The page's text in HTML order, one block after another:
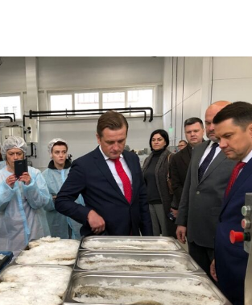
литература
экспедиция
нравственных ценностей
и мире